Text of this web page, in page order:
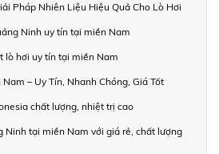
Pháp Nhiên Liệu Hiệu Quả Cho Lò Hơi
Ninh uy tín tại miền Nam
lò hơi uy tín tại miền Nam
– Uy Tín, Nhanh Chóng, Giá Tốt
chất lượng, nhiệt trị cao
Ninh tại miền Nam với giá rẻ, chất lượng